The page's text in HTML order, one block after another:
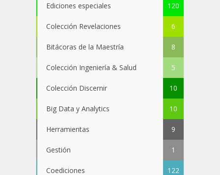
Ediciones especiales 120
Colección Revelaciones 6
Bitácoras de la Maestría 8
Colección Ingeniería & Salud 5
Colección Discernir 10
Big Data y Analytics 10
Herramientas 9
Gestión 1
Coediciones 122